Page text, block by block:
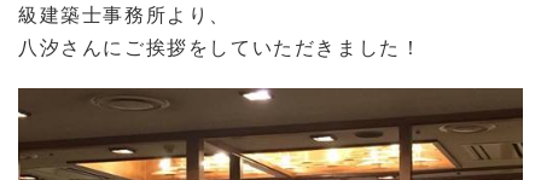
級建築士事務所より、
八汐さんにご挨拶をしていただきました！